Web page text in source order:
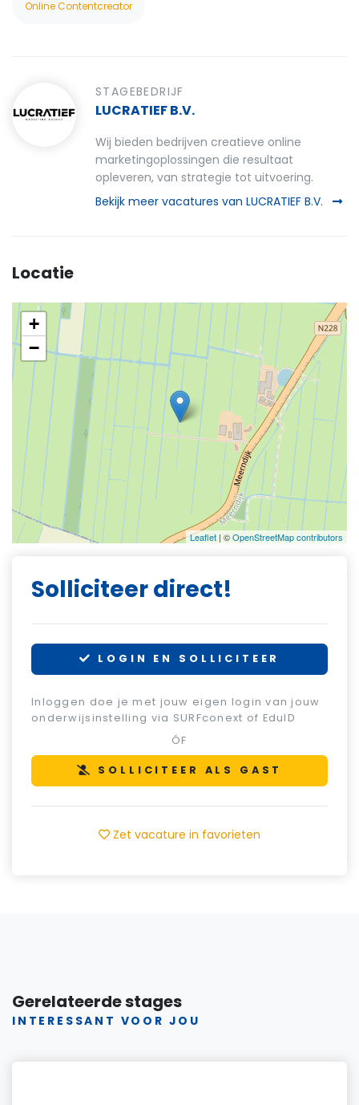
Online Contentcreator
STAGEBEDRIJF
LUCRATIEF B.V.
Wij bieden bedrijven creatieve online
marketingoplossingen die resultaat
opleveren, van strategie tot uitvoering.
Bekijk meer vacatures van LUCRATIEF B.V.
Locatie
+
−
Leaflet | ©OpenStreetMap contributors
Solliciteer direct!
LOGIN EN SOLLICITEER
Inloggen doe je met jouw eigen login van jouw
onderwijsinstelling via SURFconext of EduID
ÓF
SOLLICITEER ALS GAST
Zet vacature in favorieten
Gerelateerde stages
INTERESSANT VOOR JOU